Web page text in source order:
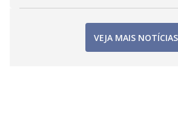
VEJA MAIS NOTÍCIAS